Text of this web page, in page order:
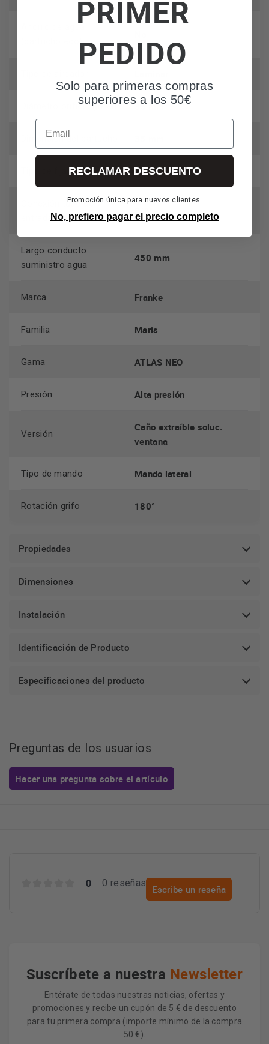
Ahorro de agua
(cartucho eco)
Diámetro orificio grifería 35 mm
Dimensión del cartucho
Tipo de fijación Vástago
Conexión tubo de
entrada
3/8"
Largo conducto
suministro agua
450 mm
Marca Franke
Familia Maris
Gama ATLAS NEO
Presión Alta presión
Versión
Caño extraíble soluc.
ventana
Tipo de mando Mando lateral
Rotación grifo 180°
Propiedades
Dimensiones
Instalación
Identificación de Producto
Especificaciones del producto
Preguntas de los usuarios
Hacer una pregunta sobre el artículo
0 0 reseñas
Escribe un reseña
Suscríbete a nuestra Newsletter
Entérate de todas nuestras noticias, ofertas y
promociones y recibe un cupón de 5 € de descuento
para tu primera compra (importe mínimo de la compra
50 €).
PRIMER
PEDIDO
Solo para primeras compras
superiores a los 50€
Email
RECLAMAR DESCUENTO
Promoción única para nuevos clientes.
No, prefiero pagar el precio completo